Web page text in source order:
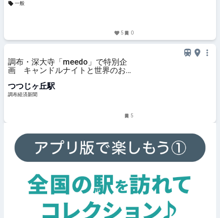
一般
5 0
調布・深大寺「meedo」で特別企
画 キャンドルナイトと世界のおで
つつじヶ丘駅
調布経済新聞
5